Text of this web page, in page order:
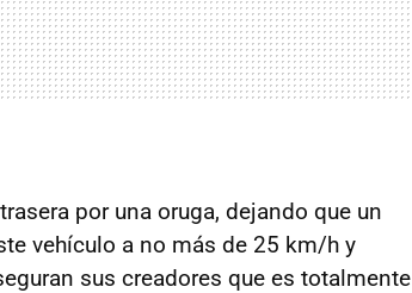
por una oruga, dejando que un
vehículo a no más de 25 km/h y
sus creadores que es totalmente